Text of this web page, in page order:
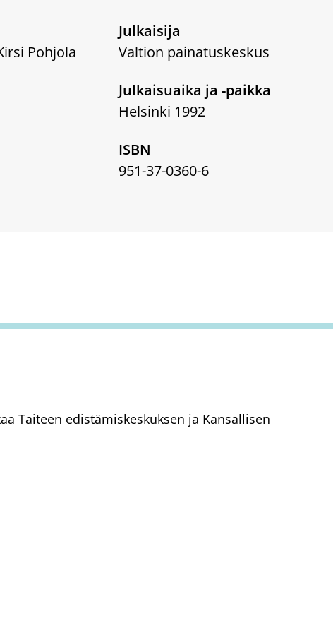
Pohjola
Julkaisija
Valtion painatuskeskus
Julkaisuaika ja -paikka
Helsinki 1992
ISBN
951-37-0360-6
Taiteen edistämiskeskuksen ja Kansallisen